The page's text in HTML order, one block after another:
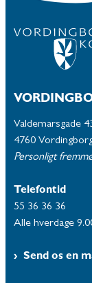
Valdemarsgade
4760
Personligt
Telefontid
55 36 36 36
Alle hverdage
Send os en